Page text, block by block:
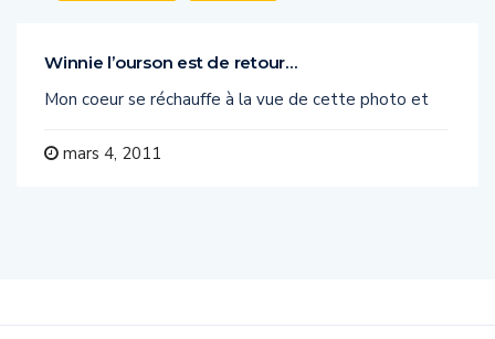
Winnie l’ourson est de retour…
Mon coeur se réchauffe à la vue de cette photo et
mars 4, 2011